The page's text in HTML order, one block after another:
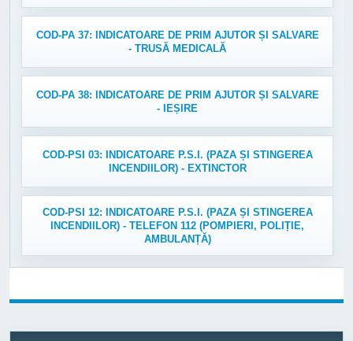
COD-PA 37: INDICATOARE DE PRIM AJUTOR ȘI SALVARE
- TRUSĂ MEDICALĂ
COD-PA 38: INDICATOARE DE PRIM AJUTOR ȘI SALVARE
- IEȘIRE
COD-PSI 03: INDICATOARE P.S.I. (PAZA ȘI STINGEREA
INCENDIILOR) - EXTINCTOR
COD-PSI 12: INDICATOARE P.S.I. (PAZA ȘI STINGEREA
INCENDIILOR) - TELEFON 112 (POMPIERI, POLIȚIE,
AMBULANȚĂ)